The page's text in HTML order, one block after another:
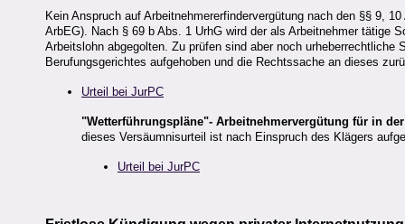
Kein Anspruch auf Arbeitnehmererfindervergütung nach den §§ 9,
ArbEG). Nach § 69 b Abs. 1 UrhG wird der als Arbeitnehmer tätige
Arbeitslohn abgegolten. Zu prüfen sind aber noch
Berufungsgerichtes aufgehoben und die Rechtssache an dieses
Urteil bei JurPC
"Wetterführungspläne"- Arbeitnehmervergütung für in
dieses Versäumnisurteil ist nach Einspruch des Klägers
Urteil bei JurPC